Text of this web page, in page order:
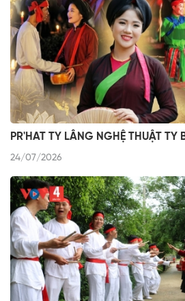
PR'HAT TY LÂNG NGHỆ THUẬT TY
24/07/2026